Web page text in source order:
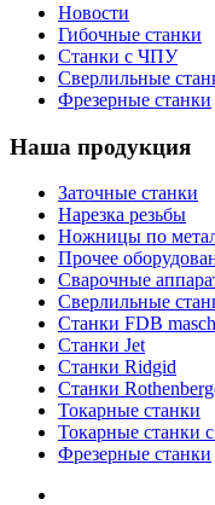
Новости
Гибочные станки
Станки с ЧПУ
Сверлильные
Фрезерные станки
Наша продукция
Заточные станки
Нарезка резьбы
Ножницы по
Прочее
Сварочные
Сверлильные
Станки FDB
Станки Jet
Станки Ridgid
Станки
Токарные станки
Токарные станки
Фрезерные станки